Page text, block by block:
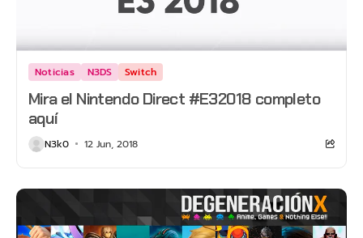
Noticias N3DS Switch
Mira el Nintendo Direct #E32018 completo
aquí
N3k0 12 Jun, 2018